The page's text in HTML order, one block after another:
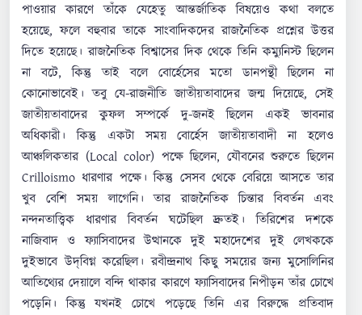
পাওয়ার কারণে তাঁকে যেহেতু আন্তর্জাতিক বিষয়েও কথা বলতে
হয়েছে, ফলে বহুবার তাকে সাংবাদিকদের রাজনৈতিক প্রশ্নের উত্তর
দিতে হয়েছে। রাজনৈতিক বিশ্বাসের দিক থেকে তিনি কম্যুনিস্ট ছিলেন
না বটে, কিন্তু তাই বলে বোর্হেসের মতো ডানপন্থী ছিলেন না
কোনোভাবেই। তবু যে-রাজনীতি জাতীয়তাবাদের জন্ম দিয়েছে, সেই
জাতীয়তাবাদের কুফল সম্পর্কে দু-জনই ছিলেন একই ভাবনার
অধিকারী। কিন্তু একটা সময় বোর্হেস জাতীয়তাবাদী না হলেও
আঞ্চলিকতার (Local color) পক্ষে ছিলেন, যৌবনের শুরুতে ছিলেন
Crilloismo ধারণার পক্ষে। কিন্তু সেসব থেকে বেরিয়ে আসতে তার
খুব বেশি সময় লাগেনি। তার রাজনৈতিক চিন্তার বিবর্তন এবং
নন্দনতাত্ত্বিক ধারণার বিবর্তন ঘটেছিল দ্রুতই। তিরিশের দশকে
নাজিবাদ ও ফ্যাসিবাদের উত্থানকে দুই মহাদেশের দুই লেখককে
দুইভাবে উদ্‌বিগ্ন করেছিল। রবীন্দ্রনাথ কিছু সময়ের জন্য মুসোলিনির
আতিথ্যের দেয়ালে বন্দি থাকার কারণে ফ্যাসিবাদের নিপীড়ন তাঁর চোখে
পড়েনি। কিন্তু যখনই চোখে পড়েছে তিনি এর বিরুদ্ধে প্রতিবাদ